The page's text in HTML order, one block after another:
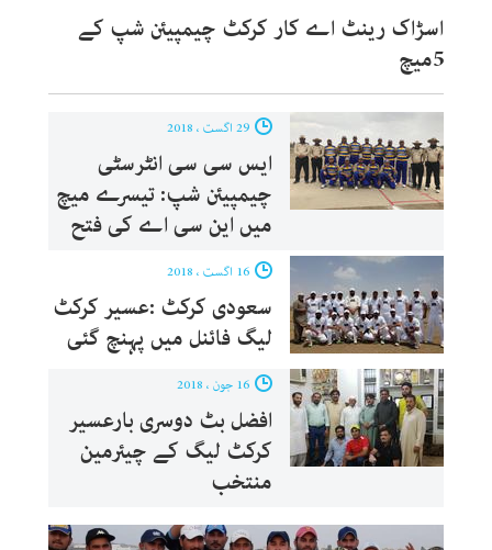
اسڑاک رینٹ اے کار کرکٹ چیمپیئن شپ کے
5میچ
ایس سی سی انٹرسٹی
چیمپیئن شپ: تیسرے میچ
میں این سی اے کی فتح
سعودی کرکٹ :عسیر کرکٹ
لیگ فائنل میں پہنچ گئی
افضل بٹ دوسری بارعسیر
کرکٹ لیگ کے چیئرمین
منتخب